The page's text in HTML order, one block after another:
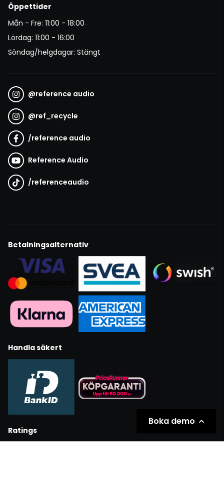
Öppettider
Mån - Fre: 11:00 - 18:00
Lördag: 11:00 - 16:00
Söndag/helgdagar: Stängt
@reference audio
@ref_recycle
/reference audio
Reference Audio
/referenceaudio
Betalningsalternativ
Handla säkert
Ratings
Boka demo